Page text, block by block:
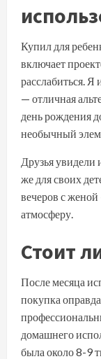
Купил для
включает
расслабиться.
— отличная
день рождения
необычный
Друзья увидели
же для своих
вечеров с
атмосферу.
Стоит
После месяца
покупка
домашнего
была около 8-9